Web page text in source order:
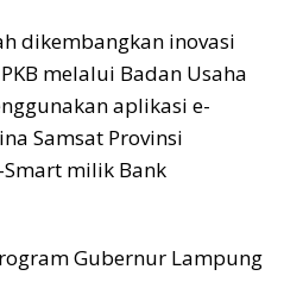
dikembangkan inovasi
melalui Badan Usaha
aplikasi e-
Samsat Provinsi
milik Bank
Gubernur Lampung